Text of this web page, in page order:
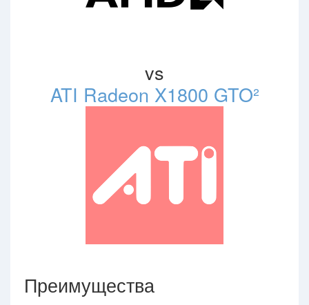
vs
ATI Radeon X1800 GTO²
Преимущества